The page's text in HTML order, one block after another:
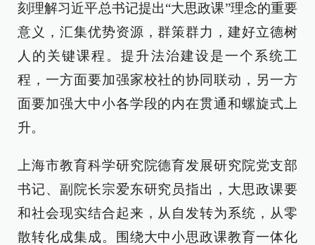
刻理解习近平总书记提出“大思政课”理念的重要
意义，汇集优势资源，群策群力，建好立德树
人的关键课程。提升法治建设是一个系统工
程，一方面要加强家校社的协同联动，另一方
面要加强大中小各学段的内在贯通和螺旋式上
升。
上海市教育科学研究院德育发展研究院党支部
书记、副院长宗爱东研究员指出，大思政课要
和社会现实结合起来，从自发转为系统，从零
散转化成集成。围绕大中小思政课教育一体化